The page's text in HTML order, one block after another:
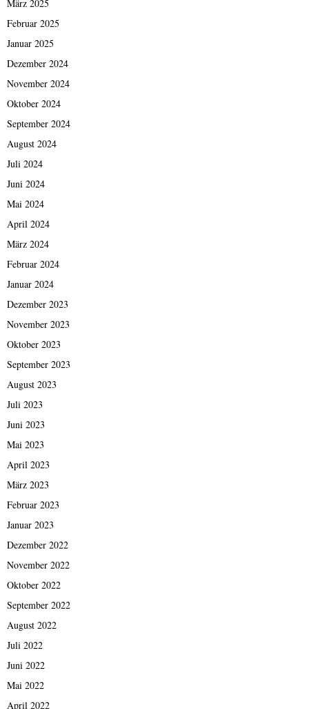
März 2025
Februar 2025
Januar 2025
Dezember 2024
November 2024
Oktober 2024
September 2024
August 2024
Juli 2024
Juni 2024
Mai 2024
April 2024
März 2024
Februar 2024
Januar 2024
Dezember 2023
November 2023
Oktober 2023
September 2023
August 2023
Juli 2023
Juni 2023
Mai 2023
April 2023
März 2023
Februar 2023
Januar 2023
Dezember 2022
November 2022
Oktober 2022
September 2022
August 2022
Juli 2022
Juni 2022
Mai 2022
April 2022